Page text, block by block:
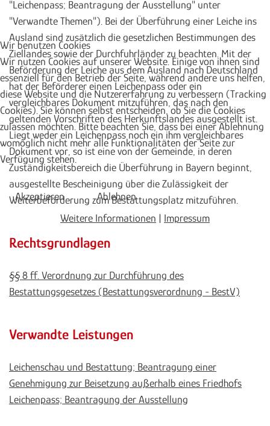
"Leichenpass; Beantragung der Ausstellung" unter
"Verwandte Themen"). Bei der Überführung einer Leiche ins
Ausland sind zusätzlich die gesetzlichen Bestimmungen des
Ziellandes sowie der Durchfuhrländer zu beachten. Mit der
Beförderung der Leiche aus dem Ausland nach Deutschland
hat der Beförderer einen Leichenpass oder ein
vergleichbares Dokument mitzuführen, das nach den
geltenden Vorschriften des Herkunftslandes ausgestellt ist.
Liegt weder ein Leichenpass noch ein ihm vergleichbares
Dokument vor, so ist eine von der Gemeinde, in deren
Zuständigkeitsbereich die Überführung in Bayern beginnt,
ausgestellte Bescheinigung über die Zulässigkeit der
Weiterbeförderung zum Bestattungsplatz mitzuführen.
Rechtsgrundlagen
§§ 8 ff. Verordnung zur Durchführung des
Bestattungsgesetzes (Bestattungsverordnung - BestV)
Verwandte Leistungen
Leichenschau und Bestattung; Beantragung einer
Genehmigung zur Beisetzung außerhalb eines Friedhofs
Leichenpass; Beantragung der Ausstellung
Wir benutzen Cookies
Wir nutzen Cookies auf unserer Website. Einige von ihnen sind
essenziell für den Betrieb der Seite, während andere uns helfen,
diese Website und die Nutzererfahrung zu verbessern (Tracking
Cookies). Sie können selbst entscheiden, ob Sie die Cookies
zulassen möchten. Bitte beachten Sie, dass bei einer Ablehnung
womöglich nicht mehr alle Funktionalitäten der Seite zur
Verfügung stehen.
Akzeptieren
Ablehnen
Weitere Informationen | Impressum